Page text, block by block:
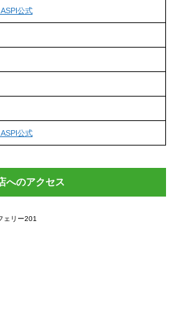
公式
公式
へのアクセス
ェリー201